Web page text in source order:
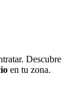
Descubre
en tu zona.